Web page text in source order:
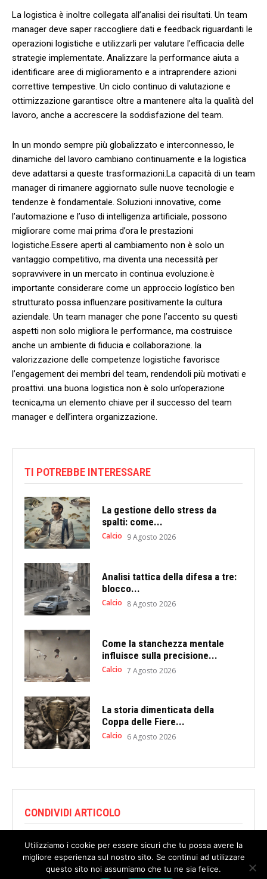
La logistica​ è⁣ inoltre‌ collegata ⁢all’analisi dei risultati. Un team⁤
manager deve‌ saper raccogliere dati e feedback riguardanti le
operazioni ⁣logistiche e ​utilizzarli ⁢per valutare l’efficacia delle⁤
strategie implementate. Analizzare ​la performance aiuta​ a
⁣identificare aree di miglioramento e a intraprendere azioni
⁣correttive tempestive. ⁢Un ciclo continuo di ⁢valutazione e
ottimizzazione ​garantisce oltre a mantenere ‍alta ⁤la qualità del
lavoro, anche a accrescere la soddisfazione del team.
In‍ un mondo sempre più​ globalizzato e interconnesso, le‌
dinamiche del ‌lavoro cambiano continuamente e la logistica
deve ⁤adattarsi‌ a queste trasformazioni.La capacità di un ‌team
manager di rimanere aggiornato sulle nuove‌ tecnologie e
tendenze è fondamentale. Soluzioni innovative, come
l’automazione e ⁣l’uso‍ di intelligenza ⁣artificiale, possono
migliorare come ⁣mai prima⁤ d’ora le prestazioni
logistiche.Essere aperti⁤ al cambiamento non⁣ è solo un
vantaggio‍ competitivo, ma ⁢diventa una ‍necessità per
sopravvivere ‌in un mercato in continua evoluzione.è
importante considerare come un approccio ‌logístico ben
strutturato possa influenzare positivamente la cultura‍
aziendale. Un team manager ⁤che pone⁣ l’accento su‍ questi
aspetti non solo migliora le performance, ‍ma costruisce
anche un ambiente di⁢ fiducia e collaborazione.⁣ la‍
valorizzazione delle ⁤competenze logistiche favorisce‌
l’engagement dei membri del‌ team, rendendoli⁢ più motivati e
proattivi. ⁤una buona logistica⁣ non è​ solo un’operazione‍
tecnica,ma un​ elemento chiave ‌per il successo del team
manager e dell’intera organizzazione.
TI POTREBBE INTERESSARE
La gestione dello stress da
spalti: come...
Calcio 9 Agosto 2026
Analisi tattica della difesa a tre:
blocco...
Calcio 8 Agosto 2026
Come la stanchezza mentale
influisce sulla precisione...
Calcio 7 Agosto 2026
La storia dimenticata della
Coppa delle Fiere...
Calcio 6 Agosto 2026
CONDIVIDI ARTICOLO
Utilizziamo i cookie per essere sicuri che tu possa avere la
migliore esperienza sul nostro sito. Se continui ad utilizzare
questo sito noi assumiamo che tu ne sia felice.